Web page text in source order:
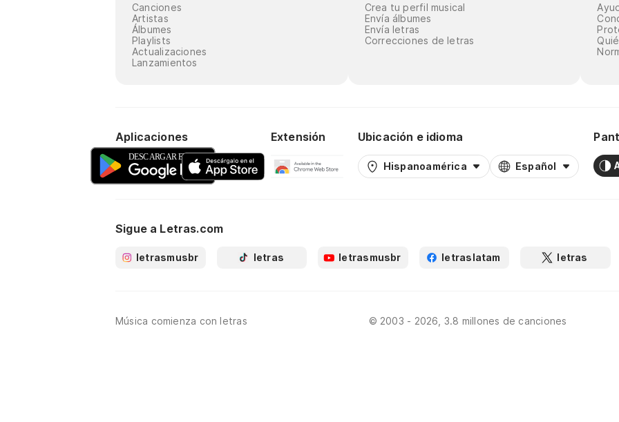
Canciones
Artistas
Álbumes
Playlists
Actualizaciones
Lanzamientos
Crea tu perfil musical
Envía álbumes
Envía letras
Correcciones de letras
Aplicaciones Extensión Ubicación e idioma
Hispanoamérica Español
Sigue a Letras.com
letrasmusbr letras letrasmusbr letraslatam letras
Música comienza con letras © 2003 - 2026, 3.8 millones de canciones